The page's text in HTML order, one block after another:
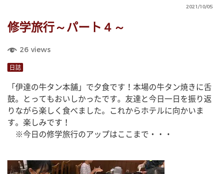
2021/10/05
修学旅行～パート４～
26 views
日誌
「伊達の牛タン本舗」で夕食です！本場の牛タン焼きに舌
鼓。とってもおいしかったです。友達と今日一日を振り返
りながら楽しく食べました。これからホテルに向かいま
す。楽しみです！
※今日の修学旅行のアップはここまで・・・